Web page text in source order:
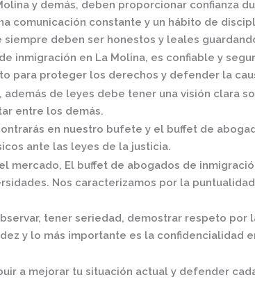
y demás, deben proporcionar confianza
comunicación constante y un hábito de
deben ser honestos y leales
inmigración en La Molina, es confiable y
para proteger los derechos y defender la
de leyes debe tener una visión clara
entre los demás.
en nuestro bufete y el buffet de
ante las leyes de la justicia.
mercado, El buffet de abogados de
Nos caracterizamos por la
tener seriedad, demostrar respeto por
y lo más importante es la confidencialidad
a mejorar tu situación actual y defender